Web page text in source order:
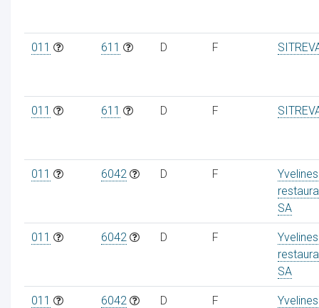
011 611 D F
011 611 D F
011 6042 D F
Yvelines
SA
011 6042 D F
Yvelines
SA
011 6042 D F
Yvelines